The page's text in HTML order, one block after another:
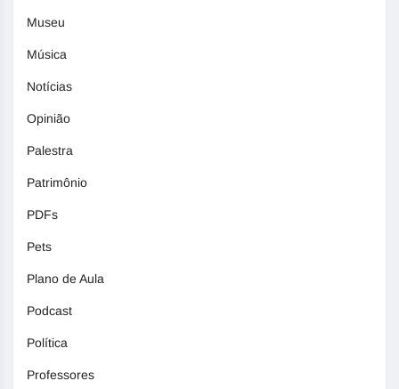
Museu
Música
Notícias
Opinião
Palestra
Patrimônio
PDFs
Pets
Plano de Aula
Podcast
Política
Professores